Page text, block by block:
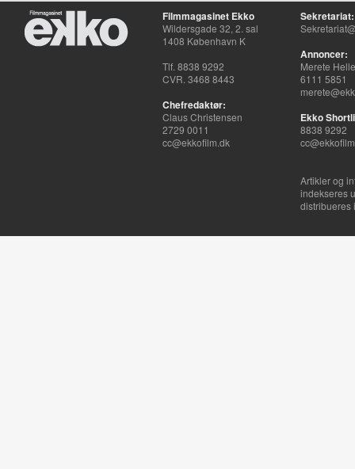
Filmmagasinet Ekko
Wildersgade 32, 2. sal
1408 København K
Tlf. 8838 9292
CVR. 3468 8443
Chefredaktør:
Claus Christensen
2729 0011
cc@ekkofilm.dk
Sekretariat:
Annoncer:
Merete
6111 5851
Ekko
8838 9292
Artikler og
indekseres
distribueres